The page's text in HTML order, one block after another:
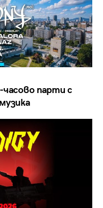
парти с